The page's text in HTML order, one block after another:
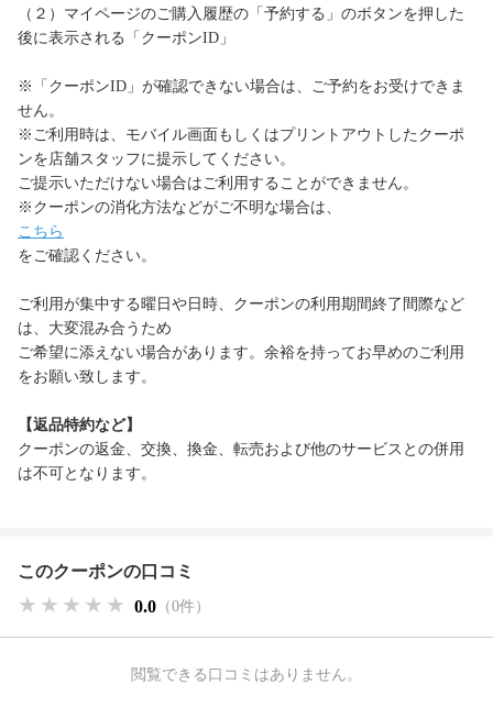
（２）マイページのご購入履歴の「予約する」のボタンを押した
後に表示される「クーポンID」
※「クーポンID」が確認できない場合は、ご予約をお受けできま
せん。
※ご利用時は、モバイル画面もしくはプリントアウトしたクーポ
ンを店舗スタッフに提示してください。
ご提示いただけない場合はご利用することができません。
※クーポンの消化方法などがご不明な場合は、
こちら
をご確認ください。
ご利用が集中する曜日や日時、クーポンの利用期間終了間際など
は、大変混み合うため
ご希望に添えない場合があります。余裕を持ってお早めのご利用
をお願い致します。
【返品特約など】
クーポンの返金、交換、換金、転売および他のサービスとの併用
は不可となります。
このクーポンの口コミ
★★★★★
★★★★★
★★★★★ 0.0 （0件）
閲覧できる口コミはありません。